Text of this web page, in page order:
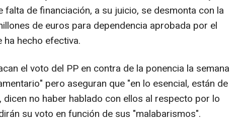
falta de financiación, a su juicio, se desmonta con la
de euros para dependencia aprobada por el
ha hecho efectiva.
el voto del PP en contra de la ponencia la semana
pero aseguran que "en lo esencial, están de
dicen no haber hablado con ellos al respecto por lo
su voto en función de sus "malabarismos".